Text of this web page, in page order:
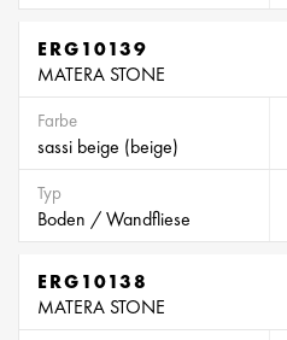
ERG10139
MATERA STONE
Farbe
sassi beige (beige)
Typ
Boden / Wandfliese
ERG10138
MATERA STONE